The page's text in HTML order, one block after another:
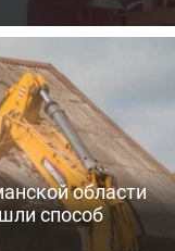
области
способ